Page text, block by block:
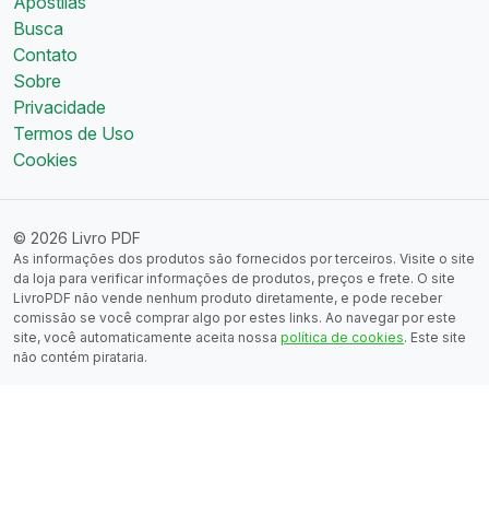
Busca
Contato
Sobre
Privacidade
Termos de Uso
Cookies
© 2026 Livro PDF
As informações dos produtos são fornecidos por terceiros. Visite o site
da loja para verificar informações de produtos, preços e frete. O site
LivroPDF não vende nenhum produto diretamente, e pode receber
comissão se você comprar algo por estes links. Ao navegar por este
site, você automaticamente aceita nossa política de cookies. Este site
não contém pirataria.